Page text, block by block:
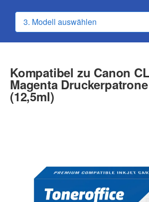
Kompatibel zu Canon
Magenta
(12,5ml)